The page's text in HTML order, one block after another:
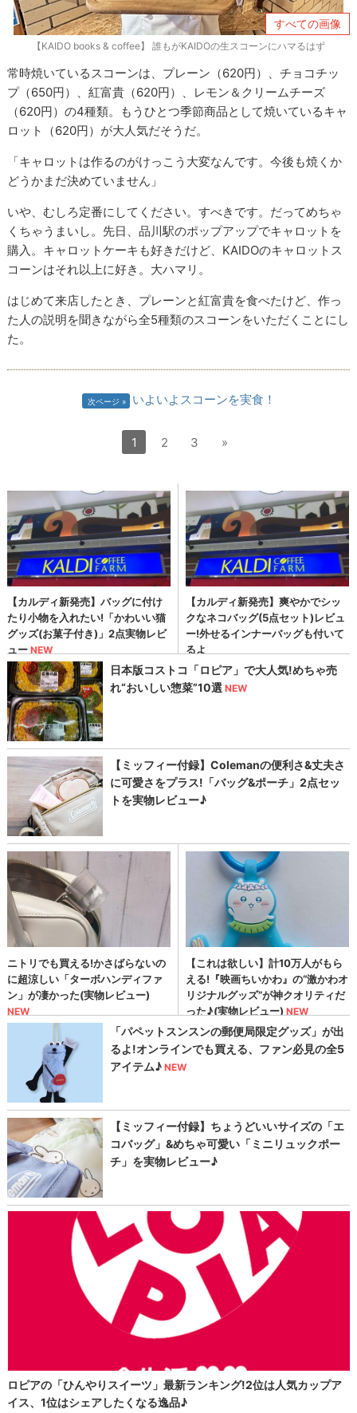
すべての画像
【KAIDO books & coffee】 誰もがKAIDOの生スコーンにハマるはず
常時焼いているスコーンは、プレーン（620円）、チョコチッ
プ（650円）、紅富貴（620円）、レモン＆クリームチーズ
（620円）の4種類。もうひとつ季節商品として焼いているキャ
ロット（620円）が大人気だそうだ。
「キャロットは作るのがけっこう大変なんです。今後も焼くか
どうかまだ決めていません」
いや、むしろ定番にしてください。すべきです。だってめちゃ
くちゃうまいし。先日、品川駅のポップアップでキャロットを
購入。キャロットケーキも好きだけど、KAIDOのキャロットス
コーンはそれ以上に好き。大ハマリ。
はじめて来店したとき、プレーンと紅富貴を食べたけど、作っ
た人の説明を聞きながら全5種類のスコーンをいただくことにし
た。
次ページ いよいよスコーンを実食！
1 2 3 »